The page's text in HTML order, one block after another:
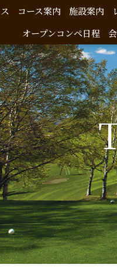
コース案内 施設案内
オープンコンペ日程